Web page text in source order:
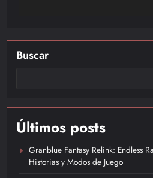
Buscar
Últimos posts
Granblue Fantasy Relink: Endless
Historias y Modos de Juego